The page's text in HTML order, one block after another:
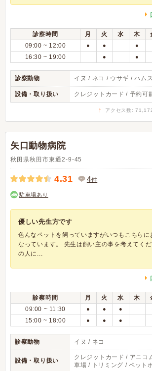
診察時間 月 火 水 木
09:00 ~ 12:00
● ● ●
16:30 ~ 19:00 ● ●
診察動物 イヌ / ネコ / ウサギ / ハム
設備・取り扱い クレジットカード / 予約可
↑ アクセス数:
矢口動物病院
秋田県秋田市東通2-9-45
4.31 4件
駐車場あり
優しい先生方です
色んなペットを飼っていますがいつもこちらに
なっています。 先生は飼い主の事を考えてく
の人に...
診察時間 月 火 水 木
09:00 ~ 11:30
● ● ●
15:00 ~ 18:00 ● ● ●
診察動物 イヌ / ネコ
設備・取り扱い
クレジットカード / アニコ
車場 / トリミング / ペット